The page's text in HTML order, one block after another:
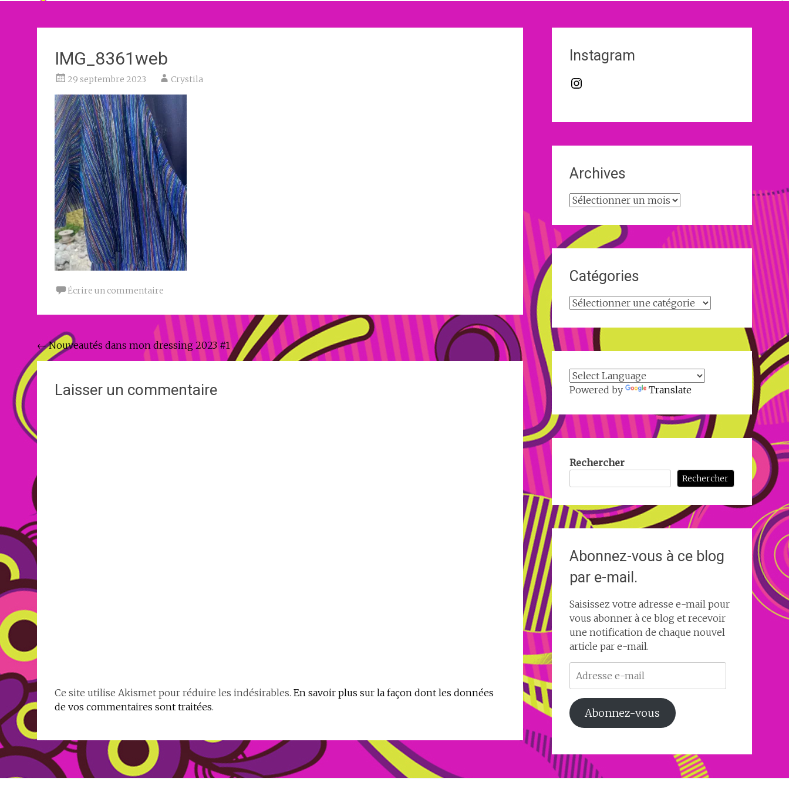
IMG_8361web
29 septembre 2023 Crystila
Écrire un commentaire
Navigation
de
l'article
←Nouveautés dans mon dressing 2023 #1
Laisser un commentaire
Ce site utilise Akismet pour réduire les indésirables. En savoir plus sur la façon dont les données
de vos commentaires sont traitées.
Instagram
Instagram
Archives
Archives
Catégories
Catégories
Powered by Translate
Rechercher
Rechercher
Abonnez-vous à ce blog
par e-mail.
Saisissez votre adresse e-mail pour
vous abonner à ce blog et recevoir
une notification de chaque nouvel
article par e-mail.
Adresse
e-
mail
Abonnez-vous